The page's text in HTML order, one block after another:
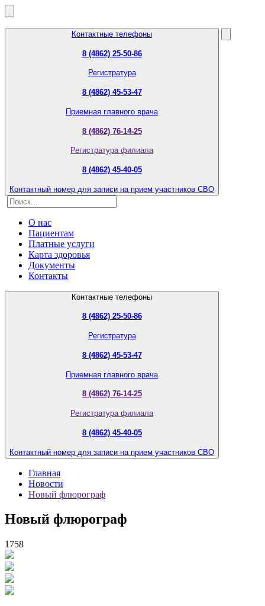
Контактные телефоны
8 (4862) 25-50-86
Регистратура
8 (4862) 45-53-47
Приемная главного врача
8 (4862) 76-14-25
Регистратура филиала
8 (4862) 45-40-05
Контактный номер для записи на прием участников СВО
О нас
Пациентам
Платные услуги
Карта здоровья
Документы
Контакты
Контактные телефоны
8 (4862) 25-50-86
Регистратура
8 (4862) 45-53-47
Приемная главного врача
8 (4862) 76-14-25
Регистратура филиала
8 (4862) 45-40-05
Контактный номер для записи на прием участников СВО
Главная
Новости
Новый флюрограф
Новый флюрограф
1758